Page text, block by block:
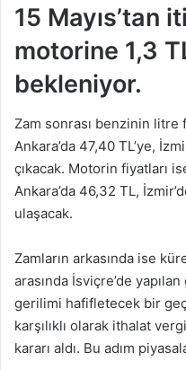
15 Mayıs’tan
motorine 1,3
bekleniyor.
Zam sonrası benzinin litre
Ankara’da 47,40 TL’ye,
çıkacak. Motorin fiyatları
Ankara’da 46,32 TL,
ulaşacak.
Zamların arkasında ise
arasında İsviçre’de
gerilimi hafifletecek bir
karşılıklı olarak ithalat
kararı aldı. Bu adım